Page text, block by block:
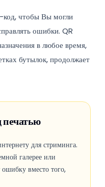
код, чтобы Вы могли
ошибки. QR
в любое время,
бутылок, продолжает
печатью
для стриминга.
галерее или
вместо того,